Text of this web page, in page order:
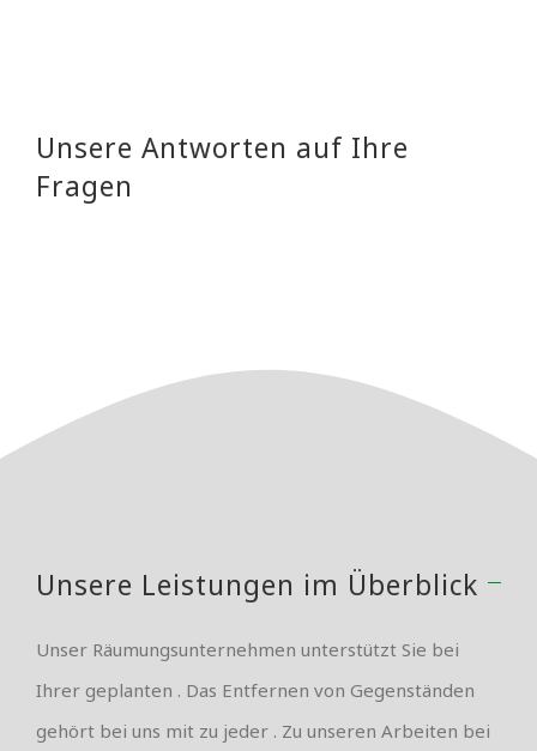
Unsere Antworten auf Ihre
Fragen
Unsere Leistungen im Überblick
Unser Räumungsunternehmen unterstützt Sie bei
Ihrer geplanten . Das Entfernen von Gegenständen
gehört bei uns mit zu jeder . Zu unseren Arbeiten bei